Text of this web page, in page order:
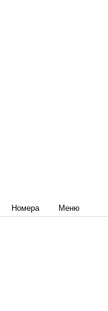
Номера Меню